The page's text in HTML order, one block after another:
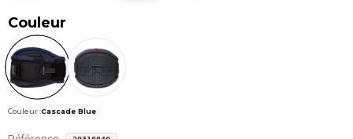
Couleur
Couleur :Cascade Blue